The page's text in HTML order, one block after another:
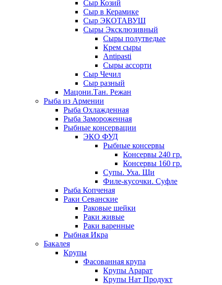
Сыр Козий
Сыр в Керамике
Сыр ЭКОТАВУШ
Сыры Эксклюзивный
Сыры полутведые
Крем сыры
Antipasti
Сыры ассорти
Сыр Чечил
Сыр разный
Мацони.Тан. Режан
Рыба из Армении
Рыба Охлажденная
Рыба Замороженная
Рыбные консервации
ЭКО ФУД
Рыбные консервы
Консервы 240 гр.
Консервы 160 гр.
Супы. Уха. Щи
Филе-кусочки. Суфле
Рыба Копченая
Раки Севанские
Раковые шейки
Раки живые
Раки варенные
Рыбная Икра
Бакалея
Крупы
Фасованная крупа
Крупы Арарат
Крупы Нат Продукт